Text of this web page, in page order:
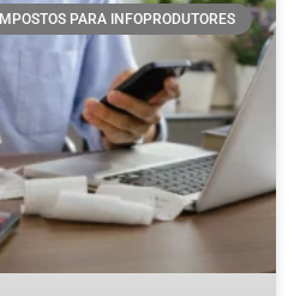
IMPOSTOS PARA INFOPRODUTORES